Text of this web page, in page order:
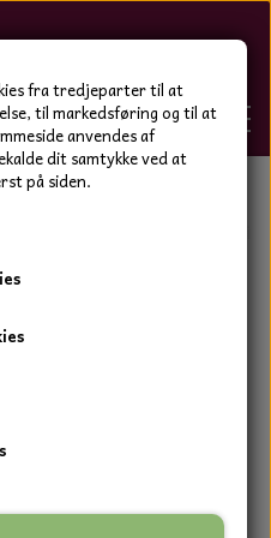
Liv
HAVE
TILBEHØR
OG TØJ
OG TØJ
- CAPS
LEGGINGS
fra tredjeparter til at
til markedsføring og til at
anvendes af
dit samtykke ved at
på siden.